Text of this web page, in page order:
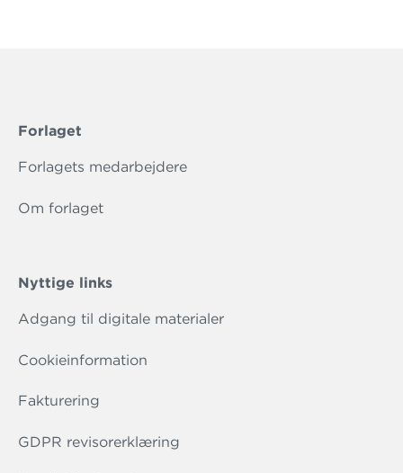
Forlaget
Forlagets medarbejdere
Om forlaget
Nyttige links
Adgang til digitale materialer
Cookieinformation
Fakturering
GDPR revisorerklæring